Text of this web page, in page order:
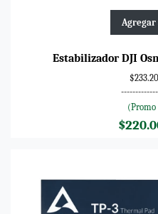
Estabilizador DJI
(Promo